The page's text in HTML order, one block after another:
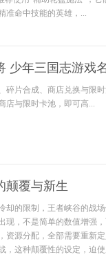
准命中技能的英雄，...
少年三国志游戏
碎片合成、商店兑换与限
店与限时卡池，即可高...
颠覆与新生
却的限制，王者峡谷的战
现，不是简单的数值增强
源分配，全部需要重新定
，这种颠覆性的设定，迫